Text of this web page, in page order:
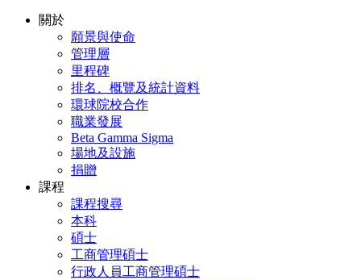
關於
願景與使命
管理層
里程碑
排名、概覽及統計資料
環球院校合作
職業發展
Beta Gamma Sigma
場地及設施
捐贈
課程
課程搜尋
本科
碩士
工商管理碩士
行政人員工商管理碩士